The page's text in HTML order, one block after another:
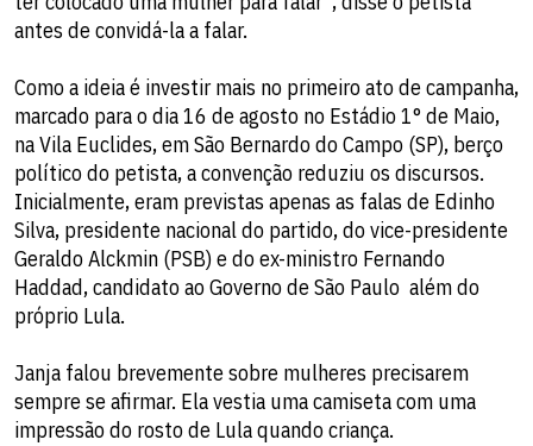
antes de convidá-la a falar.
Como a ideia é investir mais no primeiro ato de campanha,
marcado para o dia 16 de agosto no Estádio 1° de Maio,
na Vila Euclides, em São Bernardo do Campo (SP), berço
político do petista, a convenção reduziu os discursos.
Inicialmente, eram previstas apenas as falas de Edinho
Silva, presidente nacional do partido, do vice-presidente
Geraldo Alckmin (PSB) e do ex-ministro Fernando
Haddad, candidato ao Governo de São Paulo  além do
próprio Lula.
Janja falou brevemente sobre mulheres precisarem
sempre se afirmar. Ela vestia uma camiseta com uma
impressão do rosto de Lula quando criança.